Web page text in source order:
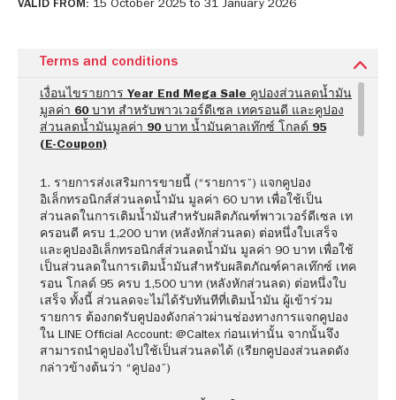
VALID FROM: 15 October 2025 to 31 January 2026
Terms and conditions
เงื่อนไขรายการ Year End Mega Sale คูปองส่วนลดน้ำมัน
มูลค่า 60 บาท สำหรับพาวเวอร์ดีเซล เทครอนดี และคูปอง
ส่วนลดน้ำมันมูลค่า 90 บาท น้ำมันคาลเท๊กซ์ โกลด์ 95
(E-Coupon)
1. รายการส่งเสริมการขายนี้ (“รายการ”) แจกคูปอง
อิเล็กทรอนิกส์ส่วนลดน้ำมัน มูลค่า 60 บาท เพื่อใช้เป็น
ส่วนลดในการเติมน้ำมันสำหรับผลิตภัณฑ์พาวเวอร์ดีเซล เท
ครอนดี ครบ 1,200 บาท (หลังหักส่วนลด) ต่อหนึ่งใบเสร็จ
และคูปองอิเล็กทรอนิกส์ส่วนลดน้ำมัน มูลค่า 90 บาท เพื่อใช้
เป็นส่วนลดในการเติมน้ำมันสำหรับผลิตภัณฑ์คาลเท๊กซ์ เทค
รอน โกลด์ 95 ครบ 1,500 บาท (หลังหักส่วนลด) ต่อหนึ่งใบ
เสร็จ ทั้งนี้ ส่วนลดจะไม่ได้รับทันทีที่เติมน้ำมัน ผู้เข้าร่วม
รายการ ต้องกดรับคูปองดังกล่าวผ่านช่องทางการแจกคูปอง
ใน LINE Official Account: @Caltex ก่อนเท่านั้น จากนั้นจึง
สามารถนำคูปองไปใช้เป็นส่วนลดได้ (เรียกคูปองส่วนลดดัง
กล่าวข้างต้นว่า “คูปอง”)